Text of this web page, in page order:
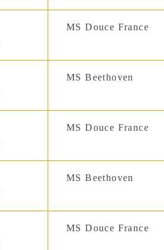
MS Douce France
MS Beethoven
MS Douce France
MS Beethoven
MS Douce France